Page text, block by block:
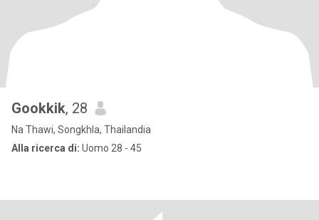
Gookkik, 28
Na Thawi, Songkhla, Thailandia
Alla ricerca di: Uomo 28 - 45